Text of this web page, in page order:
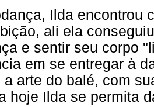
Ilda encontrou
ali ela
e sentir seu corpo
em se entregar à
a arte do balé, com
hoje Ilda se permita